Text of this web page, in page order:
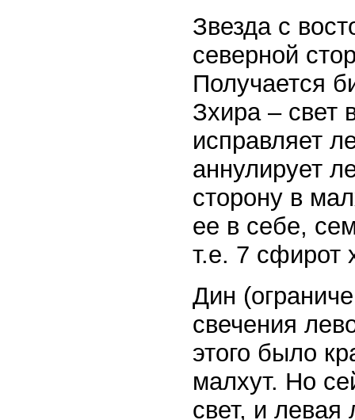
Звезда с
северной
Получается
Зхира – свет
исправляет
аннулирует
сторону в
ее в себе,
т.е. 7 сфирот
Дин
свечения
этого было
малхут. Но
свет, и левая